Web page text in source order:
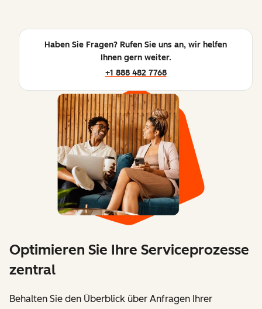
Haben Sie Fragen? Rufen Sie uns an, wir helfen
Ihnen gern weiter.
+1 888 482 7768
Optimieren Sie Ihre Serviceprozesse
zentral
Behalten Sie den Überblick über Anfragen Ihrer